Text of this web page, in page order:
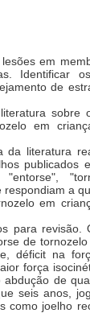
em
Identificar
de
sobre
em
da literatura
publicados
a
em
para revisão.
de
déficit na
força
de
seis anos,
como joelho